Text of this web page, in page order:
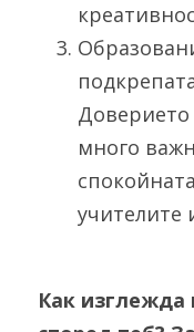
Доверието
много
учителите
Как изглежда